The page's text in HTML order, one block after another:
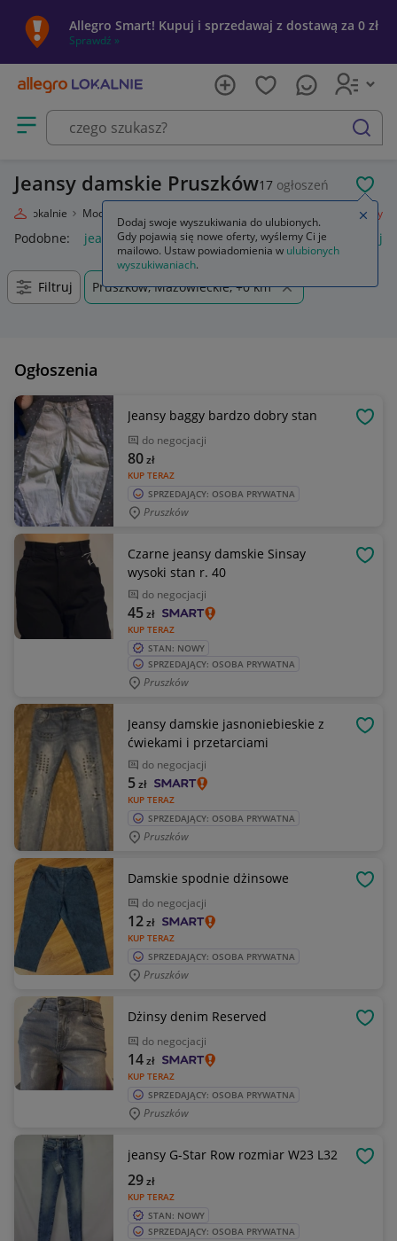
Allegro Smart! Kupuj i sprzedawaj z dostawą za 0 zł
Sprawdź »
Otwórz menu z kategoriami
szukaj
Jeansy damskie Pruszków17 ogłoszeń
Lokalnie Moda Jeansy
Podobne: jeansy jeansy damskie jeansy wendy trendy
Filtruj Pruszków, Mazowieckie, +0 km
Ogłoszenia
Jeansy baggy bardzo dobry stan
do negocjacji
KUP TERAZ
80zł
SPRZEDAJĄCY: OSOBA PRYWATNA
Pruszków
Czarne jeansy damskie Sinsay
wysoki stan r. 40
do negocjacji
KUP TERAZ
45zł
STAN: NOWY
SPRZEDAJĄCY: OSOBA PRYWATNA
Pruszków
Jeansy damskie jasnoniebieskie z
ćwiekami i przetarciami
do negocjacji
KUP TERAZ
5zł
SPRZEDAJĄCY: OSOBA PRYWATNA
Pruszków
Damskie spodnie dżinsowe
do negocjacji
KUP TERAZ
12zł
SPRZEDAJĄCY: OSOBA PRYWATNA
Pruszków
Dżinsy denim Reserved
do negocjacji
KUP TERAZ
14zł
SPRZEDAJĄCY: OSOBA PRYWATNA
Pruszków
jeansy G-Star Row rozmiar W23 L32
KUP TERAZ
29zł
STAN: NOWY
SPRZEDAJĄCY: OSOBA PRYWATNA
Dodaj swoje wyszukiwania do ulubionych.
Gdy pojawią się nowe oferty, wyślemy Ci je
mailowo. Ustaw powiadomienia w ulubionych
wyszukiwaniach.